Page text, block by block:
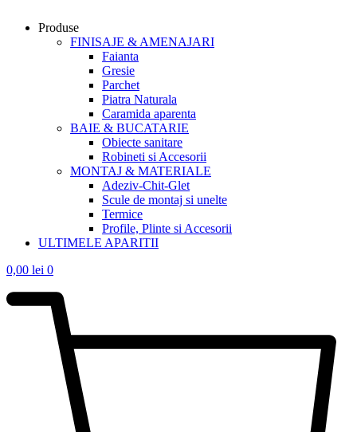
Produse
FINISAJE & AMENAJARI
Faianta
Gresie
Parchet
Piatra Naturala
Caramida aparenta
BAIE & BUCATARIE
Obiecte sanitare
Robineti si Accesorii
MONTAJ & MATERIALE
Adeziv-Chit-Glet
Scule de montaj si unelte
Termice
Profile, Plinte si Accesorii
ULTIMELE APARITII
0,00 lei 0